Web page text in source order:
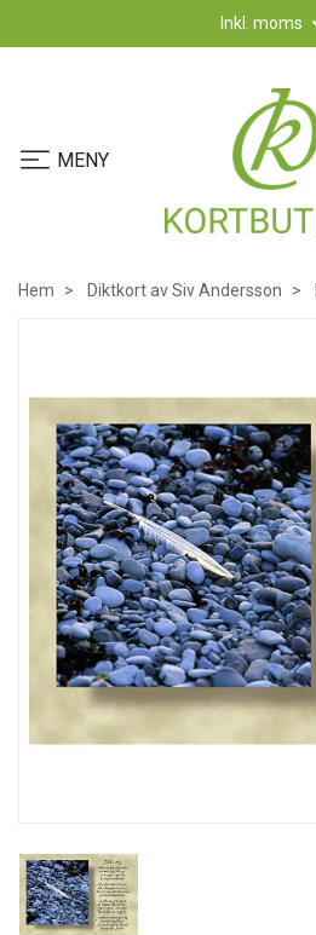
Inkl. moms
Hem Diktkort av Siv Andersson